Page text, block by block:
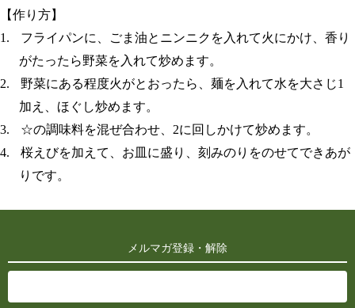
【作り方】
1.
フライパンに、ごま油とニンニクを入れて火にかけ、香り
がたったら野菜を入れて炒めます。
2.
野菜にある程度火がとおったら、麺を入れて水を大さじ1
加え、ほぐし炒めます。
3.
☆の調味料を混ぜ合わせ、 2に回しかけて炒めます。
4.
桜えびを加えて、お皿に盛り、刻みのりをのせてできあが
りです。
メルマガ登録・解除